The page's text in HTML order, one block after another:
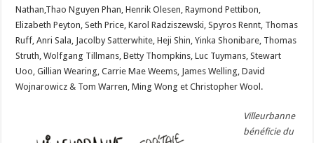
Nathan,Thao Nguyen Phan, Henrik Olesen, Raymond Pettibon,
Elizabeth Peyton, Seth Price, Karol Radziszewski, Spyros Rennt, Thomas
Ruff, Anri Sala, Jacolby Satterwhite, Heji Shin, Yinka Shonibare, Thomas
Struth, Wolfgang Tillmans, Betty Thompkins, Luc Tuymans, Stewart
Uoo, Gillian Wearing, Carrie Mae Weems, James Welling, David
Wojnarowicz & Tom Warren, Ming Wong et Christopher Wool.
Villeurbanne
bénéficie du